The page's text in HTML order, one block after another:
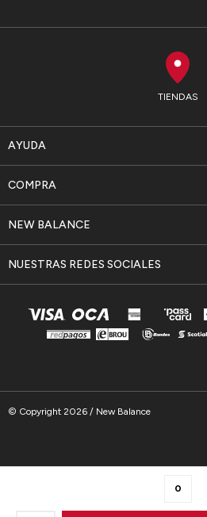
0
TIENDAS
AYUDA
NEW BALANCE
COMPRA
NUESTRAS REDES SOCIALES
© Copyright 2026 / New Balance